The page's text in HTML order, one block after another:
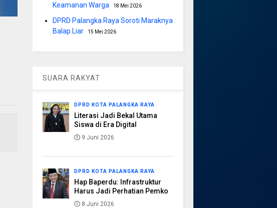
Keamanan Warga
18 Mei 2026
DPRD Palangka Raya Soroti Maraknya
Balap Liar
15 Mei 2026
SUARA RAKYAT
DPRD KOTA PALANGKA RAYA
Literasi Jadi Bekal Utama
Siswa di Era Digital
9 Juni 2026
DPRD KOTA PALANGKA RAYA
Hap Baperdu: Infrastruktur
Harus Jadi Perhatian Pemko
8 Juni 2026